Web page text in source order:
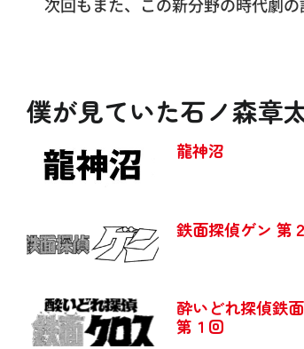
僕が見ていた石ノ森
龍神沼
鉄面探偵ゲン 第
酔いどれ探偵鉄
第１回